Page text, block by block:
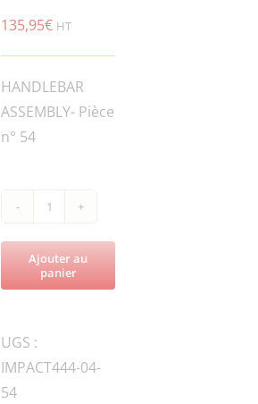
135,95€ HT
HANDLEBAR
ASSEMBLY- Pièce
n° 54
de
IMPACT444-
RAM70ND
LEVER
Ajouter au
panier
UGS :
IMPACT444-04-
54